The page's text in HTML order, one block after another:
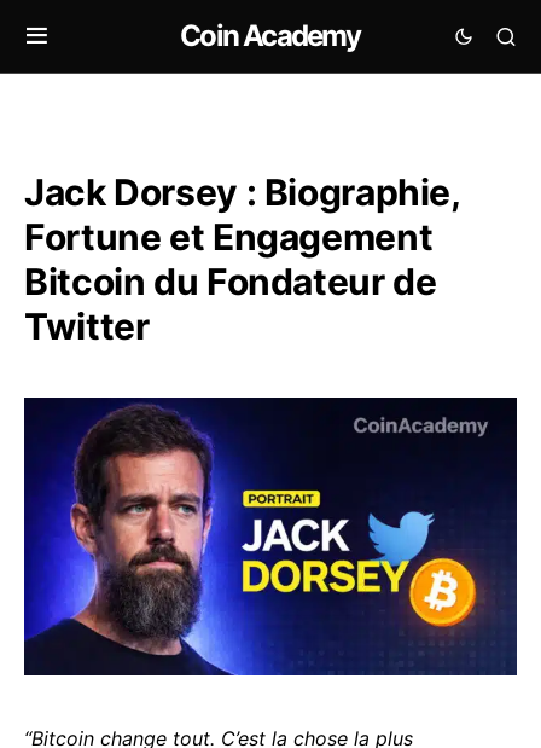
Coin Academy
Jack Dorsey : Biographie,
Fortune et Engagement
Bitcoin du Fondateur de
Twitter
“Bitcoin change tout. C’est la chose la plus